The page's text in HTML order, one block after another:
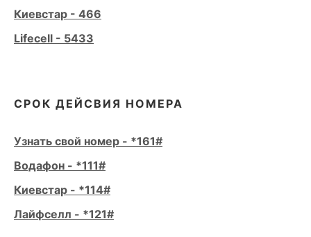
Киевстар - 466
Lifecell - 5433
СРОК ДЕЙСВИЯ НОМЕРА
Узнать свой номер - *161#
Водафон - *111#
Киевстар - *114#
Лайфселл - *121#